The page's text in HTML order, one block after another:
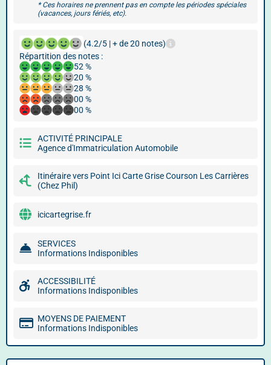
* Ces horaires ne prennent pas en compte les périodes spéciales
(vacances, jours fériés, etc).
(4.2/5 | + de 20 notes)
Répartition des notes :
52 %
20 %
28 %
00 %
00 %
ACTIVITÉ PRINCIPALE
Agence d'Immatriculation Automobile
Itinéraire vers Point Ici Carte Grise Courson Les Carrières
(Chez Phil)
icicartegrise.fr
SERVICES
Informations Indisponibles
ACCESSIBILITÉ
Informations Indisponibles
MOYENS DE PAIEMENT
Informations Indisponibles